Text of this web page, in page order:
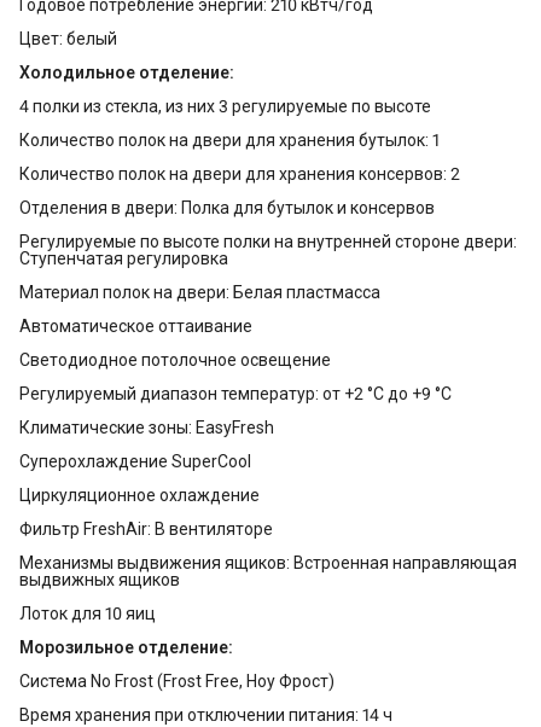
Годовое потребление энергии: 210 кВтч/год
Цвет: белый
Холодильное отделение:
4 полки из стекла, из них 3 регулируемые по высоте
Количество полок на двери для хранения бутылок: 1
Количество полок на двери для хранения консервов: 2
Отделения в двери: Полка для бутылок и консервов
Регулируемые по высоте полки на внутренней стороне двери:
Ступенчатая регулировка
Материал полок на двери: Белая пластмасса
Автоматическое оттаивание
Светодиодное потолочное освещение
Регулируемый диапазон температур: от +2 °C до +9 °C
Климатические зоны: EasyFresh
Суперохлаждение SuperCool
Циркуляционное охлаждение
Фильтр FreshAir: В вентиляторе
Механизмы выдвижения ящиков: Встроенная направляющая
выдвижных ящиков
Лоток для 10 яиц
Морозильное отделение:
Система No Frost (Frost Free, Ноу Фрост)
Время хранения при отключении питания: 14 ч